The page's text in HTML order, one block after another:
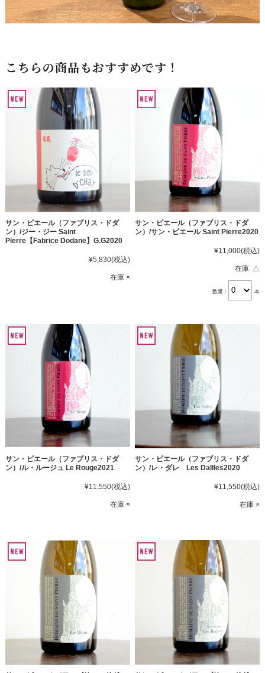
こちらの商品もおすすめです！
サン・ピエール（ファブリス・ドダ
ン）/ジー・ジー Saint
Pierre【Fabrice Dodane】G.G2020
¥5,830(税込)
在庫 ×
サン・ピエール（ファブリス・ドダ
ン）/サン・ピエール Saint Pierre2020
¥11,000(税込)
在庫 △
数量： 本
サン・ピエール（ファブリス・ドダ
ン）/ル・ルージュ Le Rouge2021
¥11,550(税込)
在庫 ×
サン・ピエール（ファブリス・ドダ
ン）/レ・ダレ Les Dallles2020
¥11,550(税込)
在庫 ×